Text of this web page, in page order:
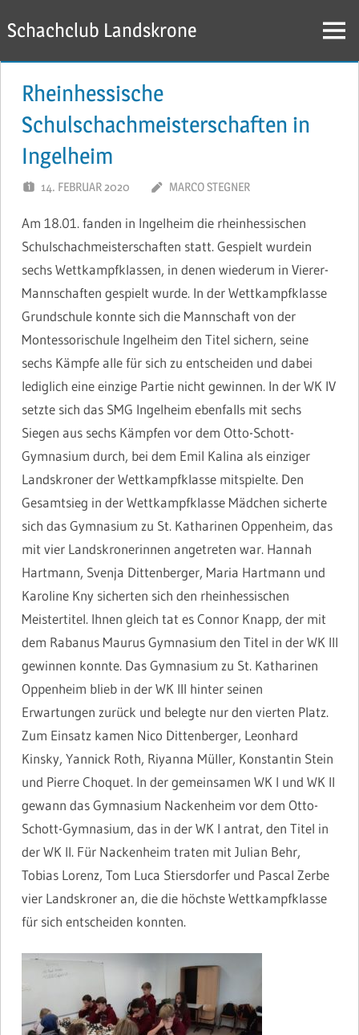
Inhalt
springen
Schachclub Landskrone Menü
Rheinhessische
Schulschachmeisterschaften in
Ingelheim
14. FEBRUAR 2020 MARCO STEGNER
Am 18.01. fanden in Ingelheim die rheinhessischen
Schulschachmeisterschaften statt. Gespielt wurdein
sechs Wettkampfklassen, in denen wiederum in Vierer-
Mannschaften gespielt wurde. In der Wettkampfklasse
Grundschule konnte sich die Mannschaft von der
Montessorischule Ingelheim den Titel sichern, seine
sechs Kämpfe alle für sich zu entscheiden und dabei
lediglich eine einzige Partie nicht gewinnen. In der WK IV
setzte sich das SMG Ingelheim ebenfalls mit sechs
Siegen aus sechs Kämpfen vor dem Otto-Schott-
Gymnasium durch, bei dem Emil Kalina als einziger
Landskroner der Wettkampfklasse mitspielte. Den
Gesamtsieg in der Wettkampfklasse Mädchen sicherte
sich das Gymnasium zu St. Katharinen Oppenheim, das
mit vier Landskronerinnen angetreten war. Hannah
Hartmann, Svenja Dittenberger, Maria Hartmann und
Karoline Kny sicherten sich den rheinhessischen
Meistertitel. Ihnen gleich tat es Connor Knapp, der mit
dem Rabanus Maurus Gymnasium den Titel in der WK III
gewinnen konnte. Das Gymnasium zu St. Katharinen
Oppenheim blieb in der WK III hinter seinen
Erwartungen zurück und belegte nur den vierten Platz.
Zum Einsatz kamen Nico Dittenberger, Leonhard
Kinsky, Yannick Roth, Riyanna Müller, Konstantin Stein
und Pierre Choquet. In der gemeinsamen WK I und WK II
gewann das Gymnasium Nackenheim vor dem Otto-
Schott-Gymnasium, das in der WK I antrat, den Titel in
der WK II. Für Nackenheim traten mit Julian Behr,
Tobias Lorenz, Tom Luca Stiersdorfer und Pascal Zerbe
vier Landskroner an, die die höchste Wettkampfklasse
für sich entscheiden konnten.